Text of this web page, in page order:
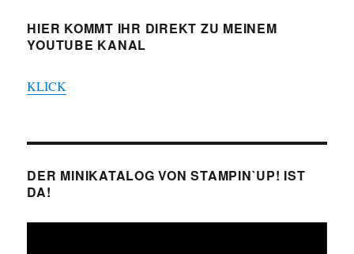
HIER KOMMT IHR DIREKT ZU MEINEM
YOUTUBE KANAL
KLICK
DER MINIKATALOG VON STAMPIN`UP! IST
DA!